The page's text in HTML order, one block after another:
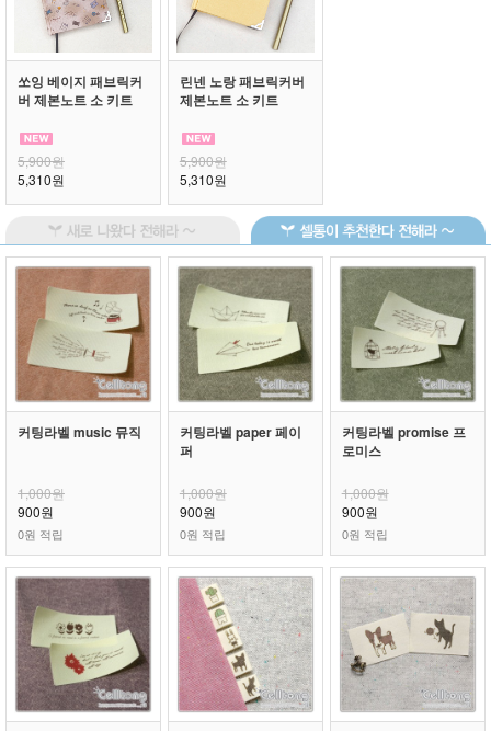
쏘잉 베이지 패브릭커
버 제본노트 소 키트
5,900원
5,310원
린넨 노랑 패브릭커버
제본노트 소 키트
5,900원
5,310원
커팅라벨 music 뮤직
1,000원
900원
0원 적립
커팅라벨 paper 페이
퍼
1,000원
900원
0원 적립
커팅라벨 promise 프
로미스
1,000원
900원
0원 적립